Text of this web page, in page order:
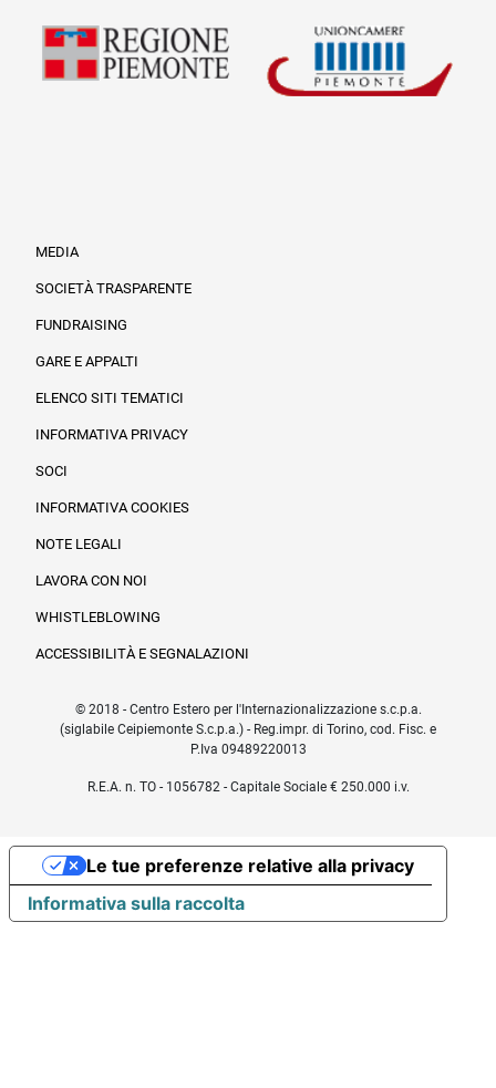
MEDIA
SOCIETÀ TRASPARENTE
FUNDRAISING
GARE E APPALTI
ELENCO SITI TEMATICI
INFORMATIVA PRIVACY
SOCI
INFORMATIVA COOKIES
NOTE LEGALI
LAVORA CON NOI
WHISTLEBLOWING
ACCESSIBILITÀ E SEGNALAZIONI
© 2018 - Centro Estero per l'Internazionalizzazione s.c.p.a.
(siglabile Ceipiemonte S.c.p.a.) - Reg.impr. di Torino, cod. Fisc. e
P.Iva 09489220013
R.E.A. n. TO - 1056782 - Capitale Sociale € 250.000 i.v.
Informativa sulla raccolta
Le tue preferenze relative alla privacy